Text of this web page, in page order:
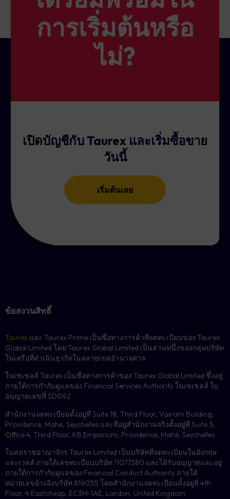
“Properties” (บน MT5 โปรดเลือก “Specification”)
การเริ่มต้นหรือ
ไม่?
เปิดบัญชีกับ Taurex และเริ่มซื้อขาย
วันนี้
เริ่มต้นเลย
ข้อสงวนสิทธิ์
Taurex และ Taurex Prime เป็นชื่อทางการค้าที่จดทะเบียนของ Taurex
Global Limited โดย Taurex Global Limited เป็นส่วนหนึ่งของกลุ่มบริษัท
ในเครือที่ดำเนินธุรกิจในหลายเขตอำนาจศาล
ในเซเชลส์ Taurex เป็นชื่อทางการค้าของ Taurex Global Limited ซึ่งอยู่
ภายใต้การกำกับดูแลของ Financial Services Authority ในเซเชลส์ ใบ
อนุญาตเลขที่ SD092
สำนักงานจดทะเบียนตั้งอยู่ที่ Suite 18, Third Floor, Vairam Building,
Providence, Mahé, Seychelles และที่อยู่สำนักงานจริงตั้งอยู่ที่ Suite 3,
Office 4, Third Floor, KB Emporium, Providence, Mahé, Seychelles
ในสหราชอาณาจักร Taurex Limited เป็นบริษัทที่จดทะเบียนในอังกฤษ
และเวลส์ ภายใต้เลขทะเบียนบริษัท 11077380 และได้รับอนุญาตและอยู่
ภายใต้การกำกับดูแลของ Financial Conduct Authority ภายใต้
หมายเลขอ้างอิงบริษัท 816055 โดยสำนักงานจดทะเบียนตั้งอยู่ที่ 4th
Floor, 4 Eastcheap, EC3M-1AE, London, United Kingdom